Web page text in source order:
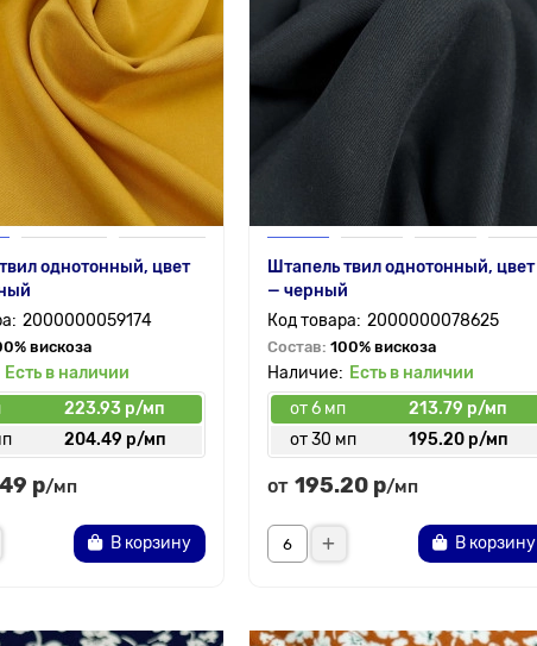
однотонный, цвет
2000000059174
вискоза
Есть в наличии
223.93 р/мп
204.49 р/мп
р/мп
В корзину
Штапель твил однотонный, цвет
— черный
2000000078625
Состав: 100% вискоза
Есть в наличии
от 6 мп
213.79 р/мп
от 30 мп
195.20 р/мп
от 195.20 р/мп
В корзину